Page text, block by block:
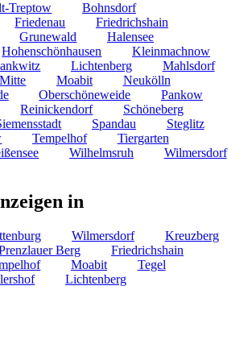
Treptow
Bohnsdorf
Friedenau
Friedrichshain
Grunewald
Halensee
Hohenschönhausen
Kleinmachnow
Lichtenberg
Mahlsdorf
Mitte Moabit
Neukölln
Oberschöneweide
Pankow
Reinickendorf
Schöneberg
Spandau
Steglitz
Tempelhof
Tiergarten
Wilhelmsruh
Wilmersdorf
in
Wilmersdorf
Kreuzberg
Berg
Friedrichshain
Moabit
Tegel
Lichtenberg